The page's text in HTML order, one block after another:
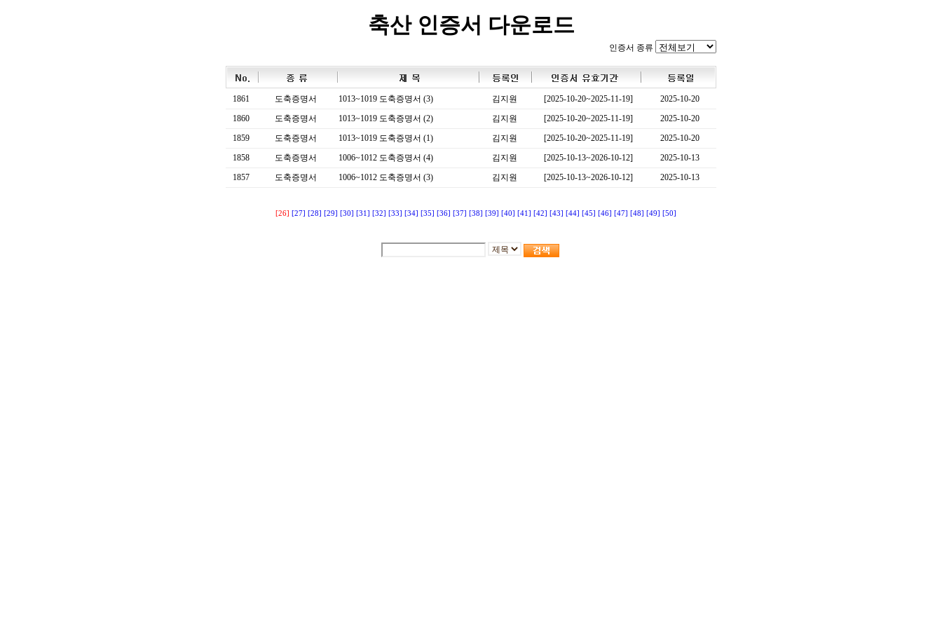
축산 인증서 다운로드
인증서 종류
1861 도축증명서 1013~1019 도축증명서 (3) 김지원 [2025-10-20~2025-11-19]
2025-10-20
1860
도축증명서 1013~1019 도축증명서 (2) 김지원 [2025-10-20~2025-11-19]
2025-10-20
1859
도축증명서 1013~1019 도축증명서 (1) 김지원 [2025-10-20~2025-11-19]
2025-10-20
1858
도축증명서 1006~1012 도축증명서 (4) 김지원 [2025-10-13~2026-10-12]
2025-10-13
1857
도축증명서 1006~1012 도축증명서 (3) 김지원 [2025-10-13~2026-10-12] 2025-10-13
[26] [27] [28] [29] [30] [31] [32] [33] [34] [35] [36] [37] [38] [39] [40] [41] [42] [43] [44] [45] [46] [47] [48] [49] [50]